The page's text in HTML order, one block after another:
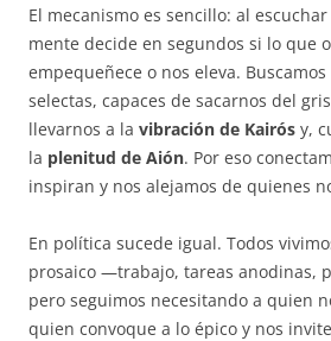
El mecanismo es sencillo: al
mente decide en segundos si lo que
empequeñece o nos eleva.
selectas, capaces de sacarnos del
llevarnos a la vibración de Kairós y,
la plenitud de Aión. Por eso
inspiran y nos alejamos de quienes
En política sucede igual. Todos
prosaico —trabajo, tareas anodinas,
pero seguimos necesitando a quien
quien convoque a lo épico y nos